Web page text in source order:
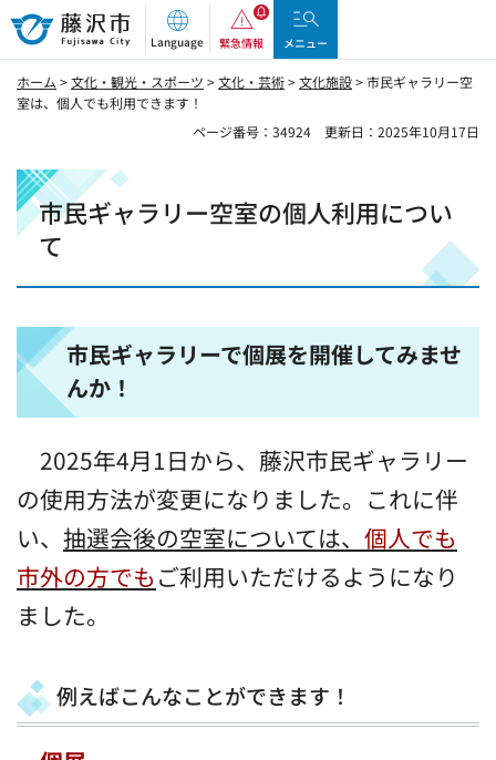
藤沢市
Language 緊急情報 メニュー
ホーム >文化・観光・スポーツ >文化・芸術>文化施設> 市民ギャラリー空
室は、個人でも利用できます！
ページ番号：34924
更新日：2025年10月17日
市民ギャラリー空室の個人利用につい
て
市民ギャラリーで個展を開催してみませ
んか！
2025年4月1日から、藤沢市民ギャラリー
の使用方法が変更になりました。これに伴
い、 抽選会後の空室については、 個人でも
市外の方でも ご利用いただけるようになり
ました。
例えばこんなことができます！